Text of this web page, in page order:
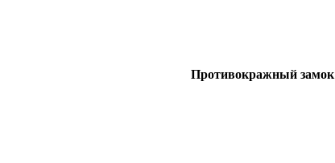
Противокражный замок